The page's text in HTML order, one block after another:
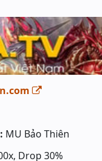
MU Bảo Thiên
Drop 30%